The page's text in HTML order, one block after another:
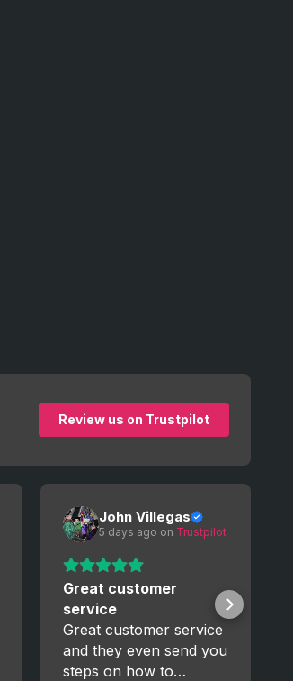
Review us on Trustpilot
John Villegas
5 days ago on Trustpilot
Great customer
service
Great customer service
and they even send you
steps on how to